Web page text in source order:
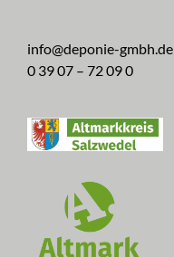
info@deponie-gmbh.de
0 39 07 – 72 09 0